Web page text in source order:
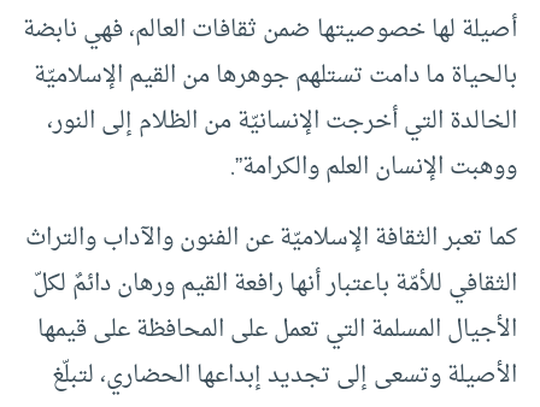
أصيلة لها خصوصيتها ضمن ثقافات العالم، فهي نابضة
بالحياة ما دامت تستلهم جوهرها من القيم الإسلاميّة
الخالدة التي أخرجت الإنسانيّة من الظلام إلى النور،
ووهبت الإنسان العلم والكرامة”.
كما تعبر الثقافة الإسلاميّة عن الفنون والآداب والتراث
الثقافي للأمّة باعتبار أنها رافعة القيم ورهان دائمٌ لكلّ
الأجيال المسلمة التي تعمل على المحافظة على قيمها
الأصيلة وتسعى إلى تجديد إبداعها الحضاري، لتبلّغ